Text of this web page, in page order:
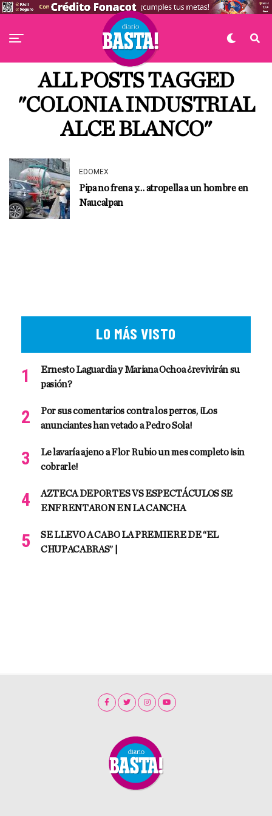
ALL POSTS TAGGED
"COLONIA INDUSTRIAL
ALCE BLANCO"
EDOMEX
Pipa no frena y… atropella a un hombre en
Naucalpan
LO MÁS VISTO
Ernesto Laguardia y Mariana Ochoa ¿revivirán su
pasión?
Por sus comentarios contra los perros, ¡Los
anunciantes han vetado a Pedro Sola!
Le lavaría ajeno a Flor Rubio un mes completo ¡sin
cobrarle!
AZTECA DEPORTES VS ESPECTÁCULOS SE
ENFRENTARON EN LA CANCHA
SE LLEVO A CABO LA PREMIERE DE “EL
CHUPACABRAS” |